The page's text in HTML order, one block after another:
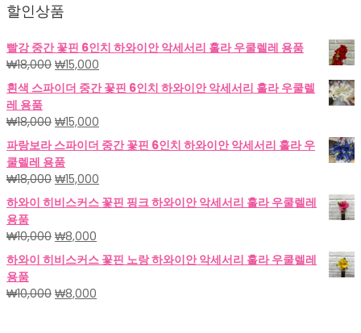
할인상품
빨강 중간 꽃핀 6인치 하와이안 악세서리 훌라 우쿨렐레 용품
₩18,000 원
래
가
격:
₩18,000.
₩15,000
재
가
₩15,000.
흰색 스파이더 중간 꽃핀 6인치 하와이안 악세서리 훌라 우쿨렐
레 용품
₩18,000 원
래
가
격:
₩18,000.
₩15,000
재
가
₩15,000.
파랑보라 스파이더 중간 꽃핀 6인치 하와이안 악세서리 훌라 우
쿨렐레 용품
₩18,000 원
래
가
격:
₩18,000.
₩15,000
재
가
하와이 히비스커스 꽃핀 핑크 하와이안 악세서리 훌라 우쿨렐레
용품
₩10,000 원
래
가
격:
₩10,000.
₩8,000
재
가
₩8,000.
하와이 히비스커스 꽃핀 노랑 하와이안 악세서리 훌라 우쿨렐레
용품
₩10,000 원
₩8,000